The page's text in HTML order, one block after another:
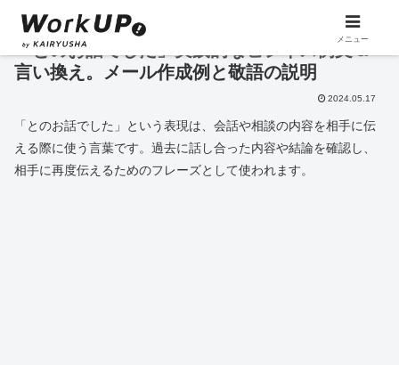
「とのお話でした」実践的なビジネス例文＆
言い換え。メール作成例と敬語の説明
2024.05.17
「とのお話でした」という表現は、会話や相談の内容を相手に伝
える際に使う言葉です。過去に話し合った内容や結論を確認し、
相手に再度伝えるためのフレーズとして使われます。
メニュー